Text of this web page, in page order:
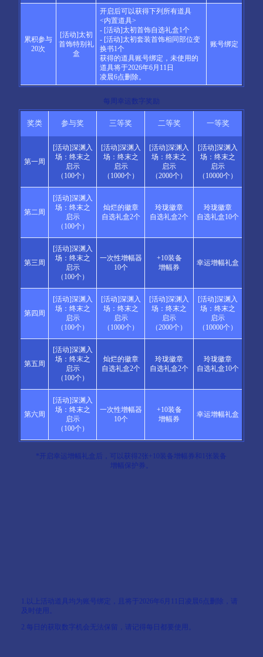
累积参与
20次
[活动]太初
首饰特别礼
盒
开启后可以获得下列所有道具
<内置道具>
- [活动]太初首饰自选礼盒1个
- [活动]太初套装首饰相同部位变
换书1个
获得的道具账号绑定，未使用的
道具将于2026年6月11日
凌晨6点删除。
账号绑定
每周幸运数字奖励
奖类 参与奖 三等奖 二等奖 一等奖
第一周
[活动]深渊入
场：终末之
启示
（100个）
[活动]深渊入
场：终末之
启示
（1000个）
[活动]深渊入
场：终末之
启示
（2000个）
[活动]深渊入
场：终末之
启示
（10000个）
第二周
[活动]深渊入
场：终末之
启示
（100个）
灿烂的徽章
自选礼盒2个
玲珑徽章
自选礼盒2个
玲珑徽章
自选礼盒10个
第三周
[活动]深渊入
场：终末之
启示
（100个）
一次性增幅器
10个
+10装备
增幅券
幸运增幅礼盒
第四周
[活动]深渊入
场：终末之
启示
（100个）
[活动]深渊入
场：终末之
启示
（1000个）
[活动]深渊入
场：终末之
启示
（2000个）
[活动]深渊入
场：终末之
启示
（10000个）
第五周
[活动]深渊入
场：终末之
启示
（100个）
灿烂的徽章
自选礼盒2个
玲珑徽章
自选礼盒2个
玲珑徽章
自选礼盒10个
第六周
[活动]深渊入
场：终末之
启示
（100个）
一次性增幅器
10个
+10装备
增幅券
幸运增幅礼盒
*开启幸运增幅礼盒后，可以获得2张+10装备增幅券和1张装备
增幅保护券。
1.以上活动道具均为账号绑定，且将于2026年6月11日凌晨6点删除，请
及时使用。
2.每日的获取数字机会无法保留，请记得每日都要使用。